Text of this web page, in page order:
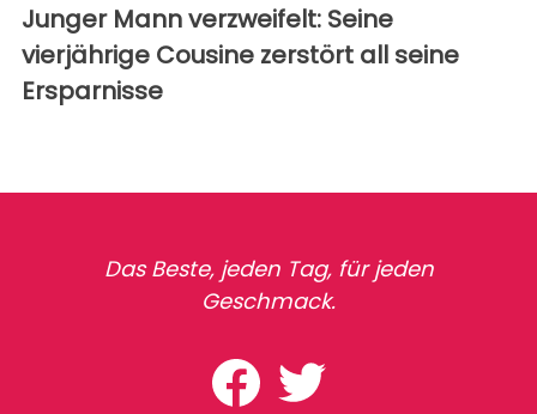
Junger Mann verzweifelt: Seine
vierjährige Cousine zerstört all seine
Ersparnisse
Das Beste, jeden Tag, für jeden
Geschmack.